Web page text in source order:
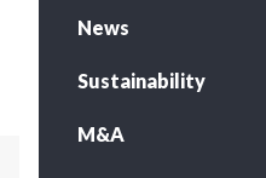
News
Sustainability
M&A